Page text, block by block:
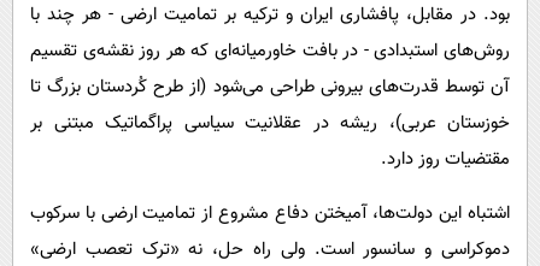
بود. در مقابل، پافشاری ایران و ترکیه بر تمامیت ارضی - هر چند با
روش‌های استبدادی - در بافت خاورمیانه‌ای که هر روز نقشه‌ی تقسیم
آن توسط قدرت‌های بیرونی طراحی می‌شود (از طرح کُردستان بزرگ تا
خوزستان عربی)، ریشه‌ در عقلانیت سیاسی پراگماتیک مبتنی بر
مقتضیات روز دارد.
اشتباه این دولت‌ها، آمیختن دفاع مشروع از تمامیت ارضی با سرکوب
دموکراسی و سانسور است. ولی راه حل، نه «ترک تعصب ارضی»